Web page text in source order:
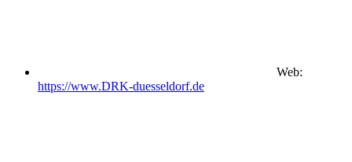
Web:
https://www.DRK-duesseldorf.de